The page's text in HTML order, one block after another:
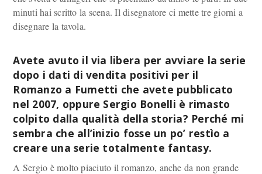
minuti hai scritto la scena. Il disegnatore ci mette tre giorni a
disegnare la tavola.
Avete avuto il via libera per avviare la serie
dopo i dati di vendita positivi per il
Romanzo a Fumetti che avete pubblicato
nel 2007, oppure Sergio Bonelli è rimasto
colpito dalla qualità della storia? Perché mi
sembra che all’inizio fosse un po’ restìo a
creare una serie totalmente fantasy.
A Sergio è molto piaciuto il romanzo, anche da non grande